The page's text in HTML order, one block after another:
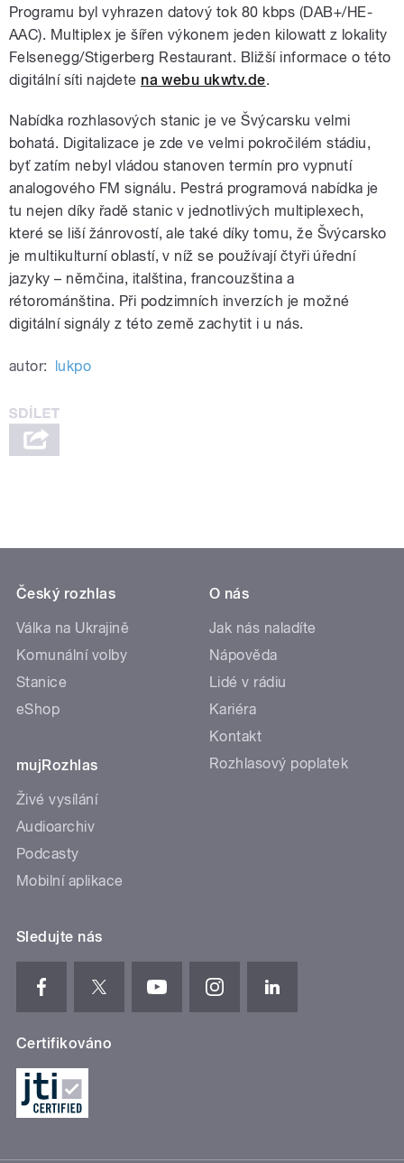
Programu byl vyhrazen datový tok 80 kbps (DAB+/HE-
AAC). Multiplex je šířen výkonem jeden kilowatt z lokality
Felsenegg/Stigerberg Restaurant. Bližší informace o této
digitální síti najdete na webu ukwtv.de.
Nabídka rozhlasových stanic je ve Švýcarsku velmi
bohatá. Digitalizace je zde ve velmi pokročilém stádiu,
byť zatím nebyl vládou stanoven termín pro vypnutí
analogového FM signálu. Pestrá programová nabídka je
tu nejen díky řadě stanic v jednotlivých multiplexech,
které se liší žánrovostí, ale také díky tomu, že Švýcarsko
je multikulturní oblastí, v níž se používají čtyři úřední
jazyky – němčina, italština, francouzština a
rétorománština. Při podzimních inverzích je možné
digitální signály z této země zachytit i u nás.
autor: lukpo
Český rozhlas
Válka na Ukrajině
Komunální volby
Stanice
eShop
mujRozhlas
Živé vysílání
Audioarchiv
Podcasty
Mobilní aplikace
O nás
Jak nás naladíte
Nápověda
Lidé v rádiu
Kariéra
Kontakt
Rozhlasový poplatek
Sledujte nás
Certifikováno